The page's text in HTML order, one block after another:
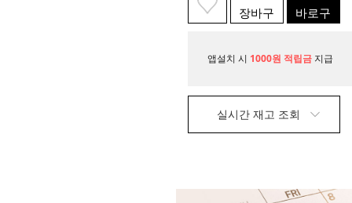
장바구
니
바로구
매
앱설치 시 1000원 적립금 지급
실시간 재고 조회